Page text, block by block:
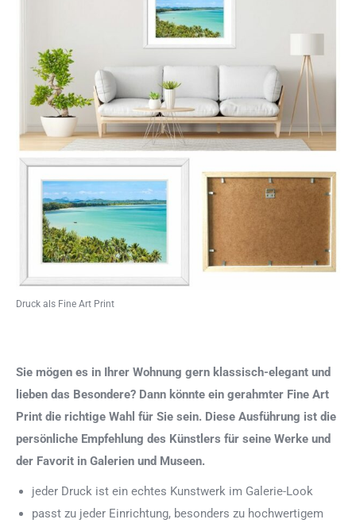
Druck als Fine Art Print
Sie mögen es in Ihrer Wohnung gern klassisch-elegant und
lieben das Besondere? Dann könnte ein gerahmter Fine Art
Print die richtige Wahl für Sie sein. Diese Ausführung ist die
persönliche Empfehlung des Künstlers für seine Werke und
der Favorit in Galerien und Museen.
jeder Druck ist ein echtes Kunstwerk im Galerie-Look
passt zu jeder Einrichtung, besonders zu hochwertigem